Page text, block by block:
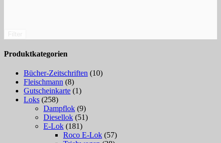
Produktkategorien
Bücher-Zeitschriften (10)
Fleischmann (8)
Gutscheinkarte (1)
Loks (258)
Dampflok (9)
Diesellok (51)
E-Lok (181)
Roco E-Lok (57)